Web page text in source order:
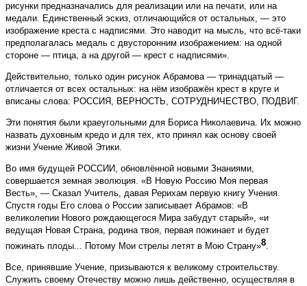
рисунки предназначались для реализации или на печати, или на
медали. Единственный эскиз, отличающийся от остальных, — это
изображение креста с надписями. Это наводит на мысль, что всё-таки
предполагалась медаль с двусторонним изображением: на одной
стороне — птица, а на другой — крест с надписями».
Действительно, только один рисунок Абрамова — тринадцатый —
отличается от всех остальных: на нём изображён крест в круге и
вписаны слова: РОССИЯ, ВЕРНОСТЬ, СОТРУДНИЧЕСТВО, ПОДВИГ.
Эти понятия были краеугольными для Бориса Николаевича. Их можно
назвать духовным кредо и для тех, кто принял как основу своей
жизни Учение Живой Этики.
Во имя будущей РОССИИ, обновлённой новыми Знаниями,
совершается земная эволюция. «В Новую Россию Моя первая
Весть», — Сказал Учитель, да­вая Рерихам первую книгу Учения.
Спустя годы Его слова о России записывает Абрамов: «В
великолепии Нового рождающегося Мира забудут старый», «и
ведущая Новая Страна, родина твоя, первая пожинает и будет
пожинать плоды... Потому Мои стрелы летят в Мою Страну»8.
Все, принявшие Учение, призываются к великому строительству.
Служить своему Отечеству можно лишь действенно, осуществляя в